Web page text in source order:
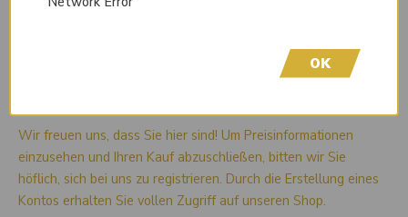
Wir freuen uns, dass Sie hier sind! Um Preisinformationen
einzusehen und Ihren Kauf abzuschließen, bitten wir Sie
höflich, sich bei uns zu registrieren. Durch die Erstellung eines
Kontos erhalten Sie vollen Zugriff auf unseren Shop.
OK